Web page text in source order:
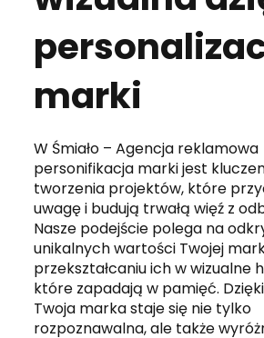
marki
W Śmiało – Agencja reklamowa
personifikacja marki jest
tworzenia projektów, które
uwagę i budują trwałą więź z
Nasze podejście polega na
unikalnych wartości Twojej
przekształcaniu ich w wizualne
które zapadają w pamięć.
Twoja marka staje się nie tylko
rozpoznawalna, ale także